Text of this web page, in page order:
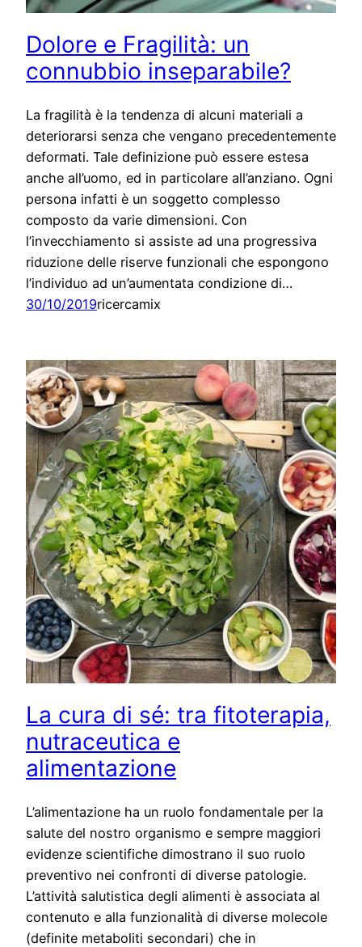
Dolore e Fragilità: un
connubbio inseparabile?
La fragilità è la tendenza di alcuni materiali a
deteriorarsi senza che vengano precedentemente
deformati. Tale definizione può essere estesa
anche all’uomo, ed in particolare all’anziano. Ogni
persona infatti è un soggetto complesso
composto da varie dimensioni. Con
l’invecchiamento si assiste ad una progressiva
riduzione delle riserve funzionali che espongono
l’individuo ad un’aumentata condizione di…
30/10/2019ricercamix
La cura di sé: tra fitoterapia,
nutraceutica e
alimentazione
L’alimentazione ha un ruolo fondamentale per la
salute del nostro organismo e sempre maggiori
evidenze scientifiche dimostrano il suo ruolo
preventivo nei confronti di diverse patologie.
L’attività salutistica degli alimenti è associata al
contenuto e alla funzionalità di diverse molecole
(definite metaboliti secondari) che in